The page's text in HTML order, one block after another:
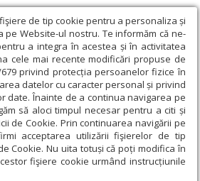
de tip cookie pentru a personaliza și
Website-ul nostru. Te informăm că ne-
a integra în acestea și în activitatea
cele mai recente modificări propuse de
679 privind protecția persoanelor fizice în
datelor cu caracter personal și privind
date. Înainte de a continua navigarea pe
să aloci timpul necesar pentru a citi și
de Cookie. Prin continuarea navigării pe
acceptarea utilizării fişierelor de tip
Cookie. Nu uita totuși că poți modifica în
fişiere cookie urmând instrucțiunile
religioasă › Știri › Slujire arhierească
la Baia Mare